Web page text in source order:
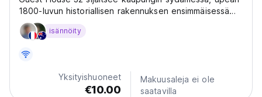
1800-luvun historiallisen rakennuksen ensimmäisessä
kerroksessa, joka kuului kuuluisan ranskalaisen taiteilijan
Jules Pascinin perheelle.
isännöity
Yksityishuoneet
€10.00
Makuusaleja ei ole
saatavilla